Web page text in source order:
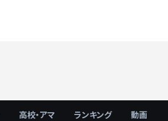
高校・アマ ランキング 動画